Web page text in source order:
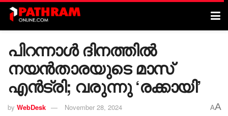
പിറന്നാൾ ദിനത്തിൽ
നയൻതാരയുടെ മാസ്
എൻട്രി; വരുന്നു ‘രക്കായി’
by WebDesk November 28, 2024 AA